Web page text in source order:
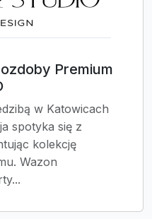
Premium
w Katowicach
spotyka się z
kolekcję
Wazon